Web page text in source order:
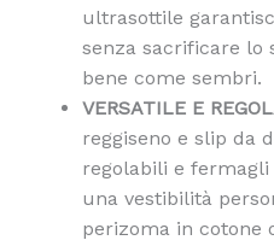
ultrasottile
senza sacrificare lo
bene come sembri.
VERSATILE E
reggiseno e slip da
regolabili e
una vestibilità
perizoma in cotone